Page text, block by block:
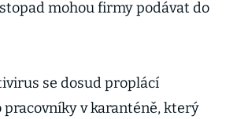
mohou firmy podávat do
se dosud proplácí
v karanténě, který